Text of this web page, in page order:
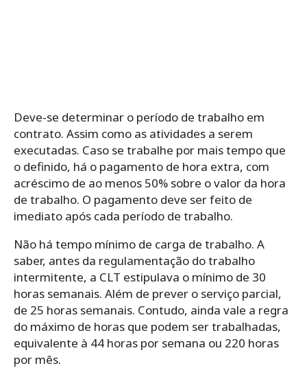
Deve-se determinar o período de trabalho em
contrato. Assim como as atividades a serem
executadas. Caso se trabalhe por mais tempo que
o definido, há o pagamento de hora extra, com
acréscimo de ao menos 50% sobre o valor da hora
de trabalho. O pagamento deve ser feito de
imediato após cada período de trabalho.
Não há tempo mínimo de carga de trabalho. A
saber, antes da regulamentação do trabalho
intermitente, a CLT estipulava o mínimo de 30
horas semanais. Além de prever o serviço parcial,
de 25 horas semanais. Contudo, ainda vale a regra
do máximo de horas que podem ser trabalhadas,
equivalente à 44 horas por semana ou 220 horas
por mês.